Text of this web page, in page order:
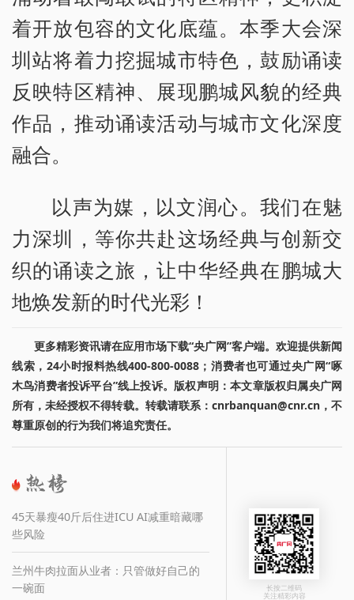
着开放包容的文化底蕴。本季大会深
圳站将着力挖掘城市特色，鼓励诵读
反映特区精神、展现鹏城风貌的经典
作品，推动诵读活动与城市文化深度
融合。
以声为媒，以文润心。我们在魅
力深圳，等你共赴这场经典与创新交
织的诵读之旅，让中华经典在鹏城大
地焕发新的时代光彩！
更多精彩资讯请在应用市场下载“央广网”客户端。欢迎提供新闻
线索，24小时报料热线400-800-0088；消费者也可通过央广网“啄
木鸟消费者投诉平台”线上投诉。版权声明：本文章版权归属央广网
所有，未经授权不得转载。转载请联系：cnrbanquan@cnr.cn，不
尊重原创的行为我们将追究责任。
45天暴瘦40斤后住进ICU AI减重暗藏哪
些风险
兰州牛肉拉面从业者：只管做好自己的
一碗面
长按二维码
关注精彩内容